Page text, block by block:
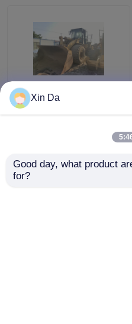
Buona condizione
originale di
10.5L del gatto 966 del
Xin Da
Good day, what product
for?